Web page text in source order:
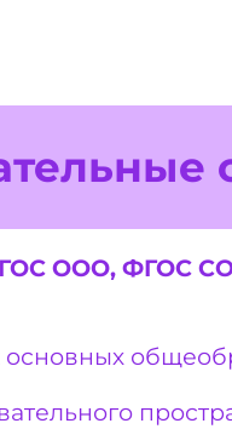
ООО, ФГОС